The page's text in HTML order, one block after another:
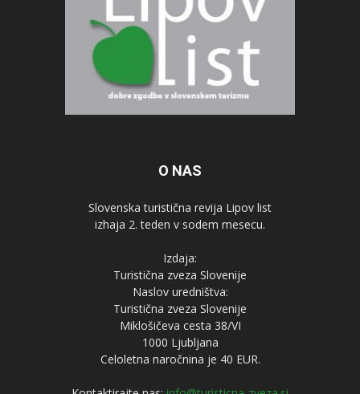
O NAS
Slovenska turistična revija Lipov list
izhaja 2. teden v sodem mesecu.
Izdaja:
Turistična zveza Slovenije
Naslov uredništva:
Turistična zveza Slovenije
Miklošičeva cesta 38/VI
1000 Ljubljana
Celoletna naročnina je 40 EUR.